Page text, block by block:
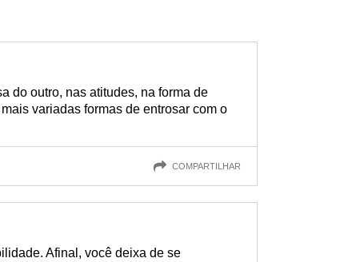
do outro, nas atitudes, na forma de
variadas formas de entrosar com o
COMPARTILHAR
Afinal, você deixa de se